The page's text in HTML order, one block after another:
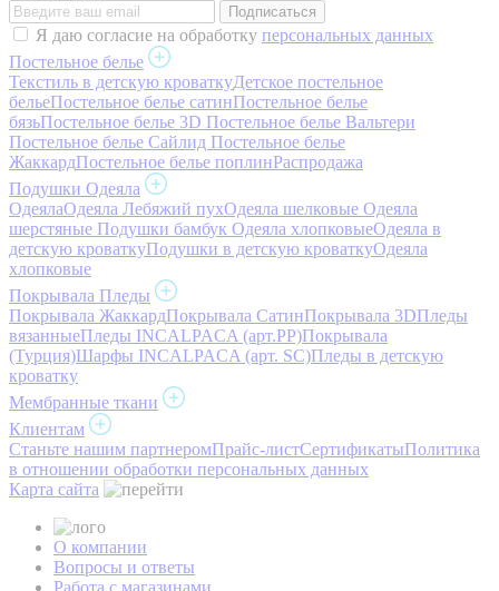
Я даю согласие на обработку персональных данных
Постельное белье
Текстиль в детскую кроваткуДетское постельное
бельеПостельное белье сатинПостельное белье
бязьПостельное белье 3D Постельное белье Вальтери
Постельное белье Сайлид Постельное белье
ЖаккардПостельное белье поплинРаспродажа
Подушки Одеяла
ОдеялаОдеяла Лебяжий пухОдеяла шелковые Одеяла
шерстяные Подушки бамбук Одеяла хлопковыеОдеяла в
детскую кроваткуПодушки в детскую кроваткуОдеяла
хлопковые
Покрывала Пледы
Покрывала ЖаккардПокрывала СатинПокрывала 3DПледы
вязанныеПледы INCALPACA (арт.PP)Покрывала
(Турция)Шарфы INCALPACA (арт. SC)Пледы в детскую
кроватку
Мембранные ткани
Клиентам
Станьте нашим партнеромПрайс-листСертификатыПолитика
в отношении обработки персональных данных
Карта сайта
О компании
Вопросы и ответы
Работа с магазинами